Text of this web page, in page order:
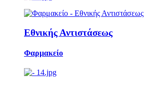
Εθνικής Αντιστάσεως
Φαρμακείο